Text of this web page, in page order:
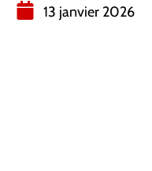
13 janvier 2026